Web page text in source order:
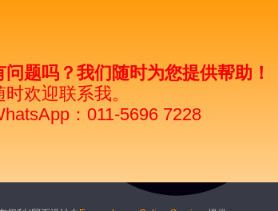
问题吗？我们随时为您提供帮助！
时欢迎联系我。
：011-5696 7228